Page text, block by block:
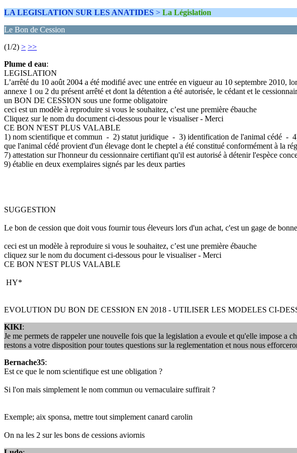
LA LEGISLATION SUR LES ANATIDES > La Législation
Le Bon de Cession
(1/2) > >>
Plume d eau:
LEGISLATION
L’arrêté du 10 août 2004 a été modifié avec une entrée en vigueur au 10 septembre 2010,
annexe 1 ou 2 du présent arrêté et dont la détention a été autorisée, le cédant et le
un BON DE CESSION sous une forme obligatoire
ceci est un modèle à reproduire si vous le souhaitez, c’est une première ébauche
Cliquez sur le nom du document ci-dessous pour le visualiser - Merci
CE BON N'EST PLUS VALABLE
1) nom scientifique et commun - 2) statut juridique - 3) identification de l'animal cédé -
que l'animal cédé provient d'un élevage dont le cheptel a été constitué conformément à la
7) attestation sur l'honneur du cessionnaire certifiant qu'il est autorisé à détenir l'espèce
9) établie en deux exemplaires signés par les deux parties
SUGGESTION
Le bon de cession que doit vous fournir tous éleveurs lors d'un achat, c'est un gage de
ceci est un modèle à reproduire si vous le souhaitez, c’est une première ébauche
cliquez sur le nom du document ci-dessous pour le visualiser - Merci
CE BON N'EST PLUS VALABLE
HY*
EVOLUTION DU BON DE CESSION EN 2018 - UTILISER LES MODELES CI-
KIKI:
Je me permets de rappeler une nouvelle fois que la legislation a evoule et qu'elle impose a
restons a votre disposition pour toutes questions sur la reglementation et nous nous
Bernache35:
Est ce que le nom scientifique est une obligation ?
Si l'on mais simplement le nom commun ou vernaculaire suffirait ?
Exemple; aix sponsa, mettre tout simplement canard carolin
On na les 2 sur les bons de cessions aviornis